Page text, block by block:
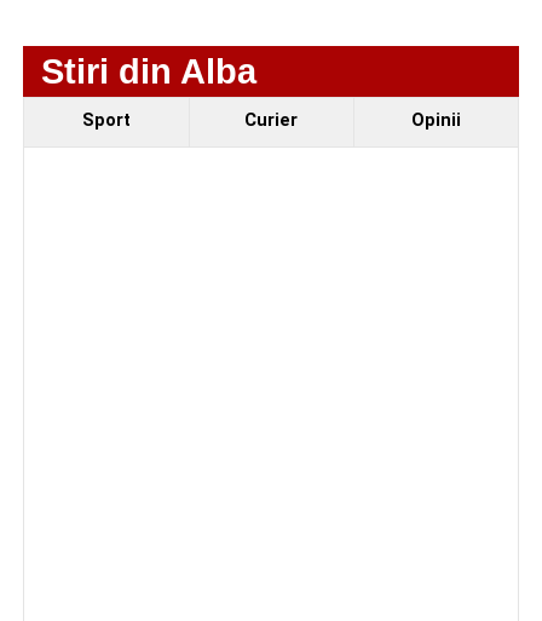
motocicletă
Stiri din Alba
Sport Curier Opinii